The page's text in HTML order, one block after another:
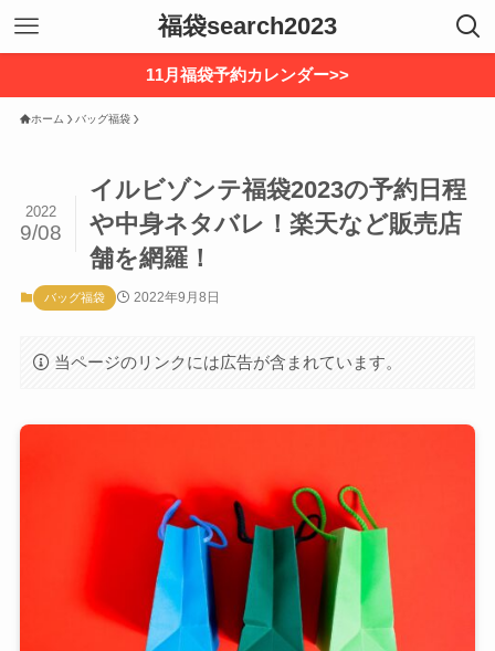
福袋search2023
11月福袋予約カレンダー>>
ホーム バッグ福袋
イルビゾンテ福袋2023の予約日程
や中身ネタバレ！楽天など販売店
舗を網羅！
2022
9/08
バッグ福袋 2022年9月8日
当ページのリンクには広告が含まれています。